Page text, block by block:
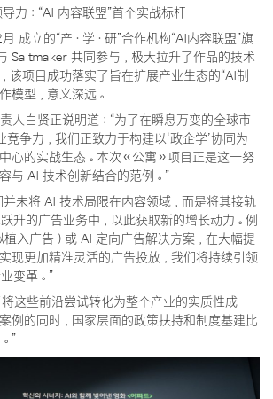
力：“AI 内容联盟”首个实战标杆
成立的“产·学·研”合作机构“AI内容联盟”旗
Saltmaker 共同参与，极大拉升了作品的技术
该项目成功落实了旨在扩展产业生态的“AI制
模型，意义深远。
人白贤正说明道：“为了在瞬息万变的全球市
争力，我们正致力于构建以‘政企学’协同为
心的实战生态。本次《公寓》项目正是这一努
与 AI 技术创新结合的范例。”
并未将 AI 技术局限在内容领域，而是将其接轨
升的广告业务中，以此获取新的增长动力。例
植入广告）或 AI 定向广告解决方案，在大幅提
现更加精准灵活的广告投放，我们将持续引领
变革。”
将这些前沿尝试转化为整个产业的实质性成
例的同时，国家层面的政策扶持和制度基建比
”